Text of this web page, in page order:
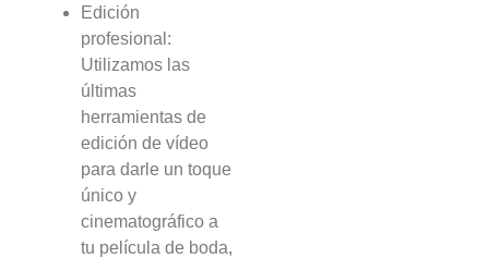
Edición
profesional:
Utilizamos las
últimas
herramientas de
edición de vídeo
para darle un toque
único y
cinematográfico a
tu película de boda,